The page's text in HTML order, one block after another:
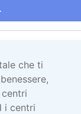
che ti
i centri